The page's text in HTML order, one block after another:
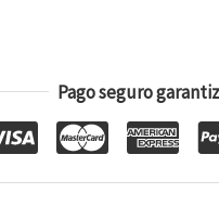
Pago seguro